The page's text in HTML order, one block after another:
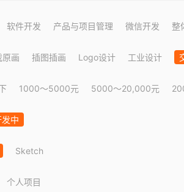
软件开发 产品与项目管理 微信开发 整
原画 插图插画 Logo设计 工业设计
1000～5000元 5000～20,000元
中
Sketch
个人项目